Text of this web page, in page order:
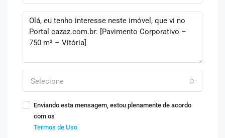
Selecione
Enviando esta mensagem, estou plenamente de acordo
com os
Termos de Uso